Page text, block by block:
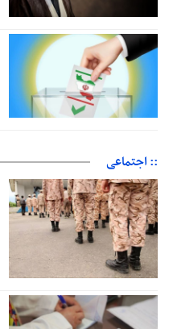
:: اجتماعی